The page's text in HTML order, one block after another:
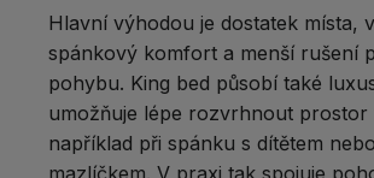
Hlavní výhodou je dostatek místa,
spánkový komfort a menší rušení
pohybu. King bed působí také
umožňuje lépe rozvrhnout prostor
například při spánku s dítětem
mazlíčkem. V praxi tak spojuje